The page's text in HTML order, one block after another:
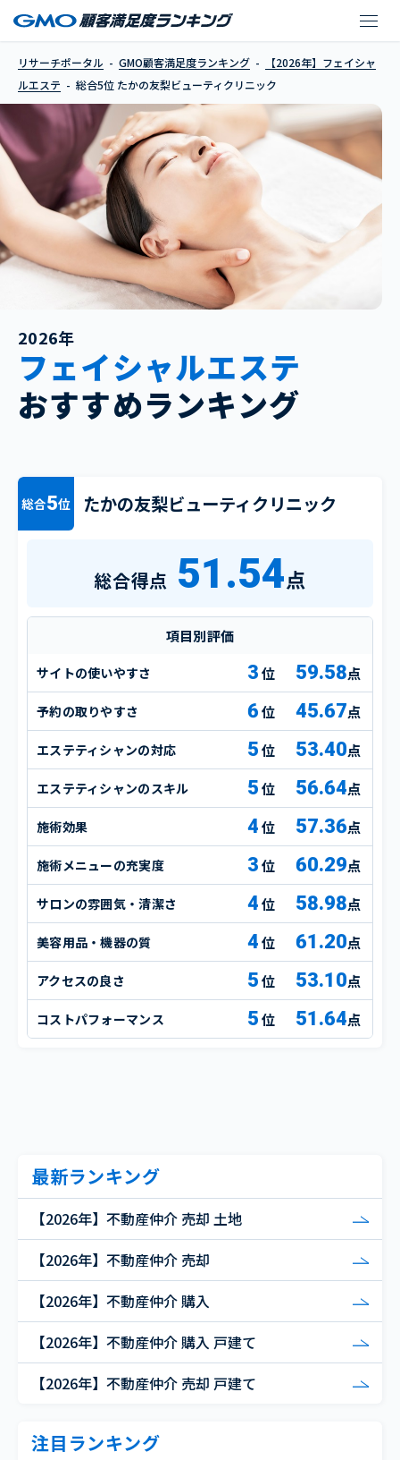
たかの友梨ビューティ
リサーチポータル GMO顧客満足度ランキング
【2026年】フェイシャ
ルエステ
総合5位 たかの友梨ビューティクリニック
2026年
フェイシャルエステ
おすすめランキング
総合5位 たかの友梨ビューティクリニック
総合得点 51.54点
項目別評価
サイトの使いやすさ 3 59.58点
予約の取りやすさ 6 45.67点
エステティシャンの対応 5 53.40点
エステティシャンのスキル 5 56.64点
施術効果 4 57.36点
施術メニューの充実度 3 60.29点
サロンの雰囲気・清潔さ 4 58.98点
美容用品・機器の質 4 61.20点
アクセスの良さ 5 53.10点
コストパフォーマンス 5 51.64点
最新ランキング
【2026年】不動産仲介 売却 土地
【2026年】不動産仲介 売却
【2026年】不動産仲介 購入
【2026年】不動産仲介 購入 戸建て
【2026年】不動産仲介 売却 戸建て
注目ランキング